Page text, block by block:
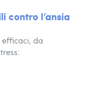
contro l’ansia
efficaci, da